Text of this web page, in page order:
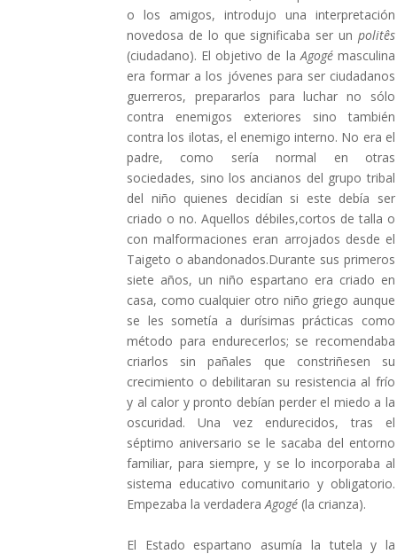
o los amigos, introdujo una interpretación
novedosa de lo que significaba ser un politês
(ciudadano). El objetivo de la Agogémasculina
era formar a los jóvenes para ser ciudadanos
guerreros, prepararlos para luchar no sólo
contra enemigos exteriores sino también
contra los ilotas, el enemigo interno. No era el
padre, como sería normal en otras
sociedades, sino los ancianos del grupo tribal
del niño quienes decidían si este debía ser
criado o no. Aquellos débiles,cortos de talla o
con malformaciones eran arrojados desde el
Taigeto o abandonados.Durante sus primeros
siete años, un niño espartano era criado en
casa, como cualquier otro niño griego aunque
se les sometía a durísimas prácticas como
método para endurecerlos; se recomendaba
criarlos sin pañales que constriñesen su
crecimiento o debilitaran su resistencia al frío
y al calor y pronto debían perder el miedo a la
oscuridad. Una vez endurecidos, tras el
séptimo aniversario se le sacaba del entorno
familiar, para siempre, y se lo incorporaba al
sistema educativo comunitario y obligatorio.
Empezaba la verdaderaAgogé (la crianza).
El Estado espartano asumía la tutela y la